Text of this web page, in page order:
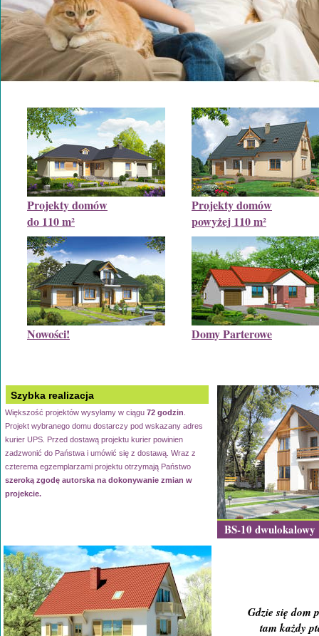
Projekty domów
do 110 m²
Projekty domów
powyżej 110 m²
Nowości! Domy Parterowe
Szybka realizacja
Większość projektów wysyłamy w ciągu 72 godzin
Projekt wybranego domu dostarczy pod wskazany adres
kurier UPS. Przed dostawą projektu kurier powinien
zadzwonić do Państwa i umówić się z dostawą. Wraz z
czterema egzemplarzami projektu otrzymają Państwo
szeroką zgodę autorska na dokonywanie zmian w
projekcie.
BS-10 dwulokalowy
Gdzie się dom
tam każdy